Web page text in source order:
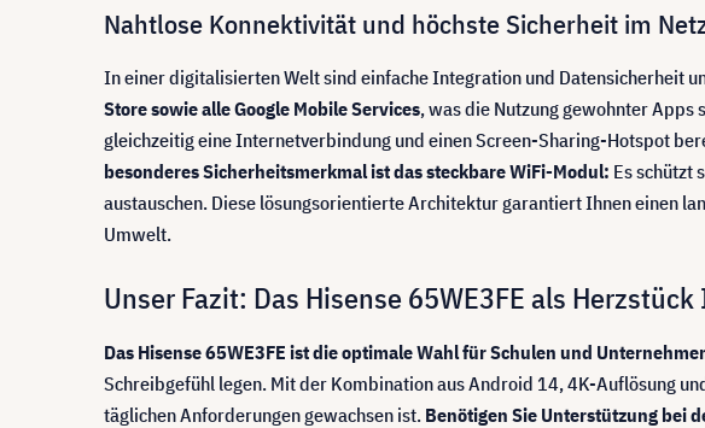
Nahtlose Konnektivität und höchste Sicherheit im
In einer digitalisierten Welt sind einfache Integration und Datensicherheit
Store sowie alle Google Mobile Services, was die Nutzung gewohnter Apps
gleichzeitig eine Internetverbindung und einen Screen-Sharing-Hotspot
besonderes Sicherheitsmerkmal ist das steckbare WiFi-Modul: Es schützt
austauschen. Diese lösungsorientierte Architektur garantiert Ihnen einen
Umwelt.
Unser Fazit: Das Hisense 65WE3FE als
Das Hisense 65WE3FE ist die optimale Wahl für Schulen und
Schreibgefühl legen. Mit der Kombination aus Android 14, 4K-Auflösung
täglichen Anforderungen gewachsen ist. Benötigen Sie Unterstützung bei